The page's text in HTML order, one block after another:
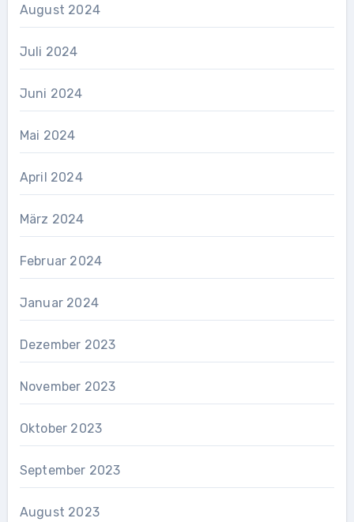
August 2024
Juli 2024
Juni 2024
Mai 2024
April 2024
März 2024
Februar 2024
Januar 2024
Dezember 2023
November 2023
Oktober 2023
September 2023
August 2023